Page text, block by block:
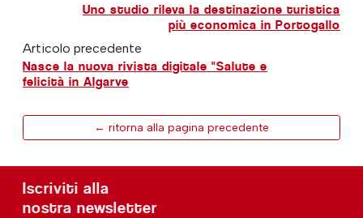
Uno studio rileva la destinazione turistica
più economica in Portogallo
Articolo precedente
Nasce la nuova rivista digitale "Salute e
felicità in Algarve
← ritorna alla pagina precedente
Iscriviti alla
nostra newsletter